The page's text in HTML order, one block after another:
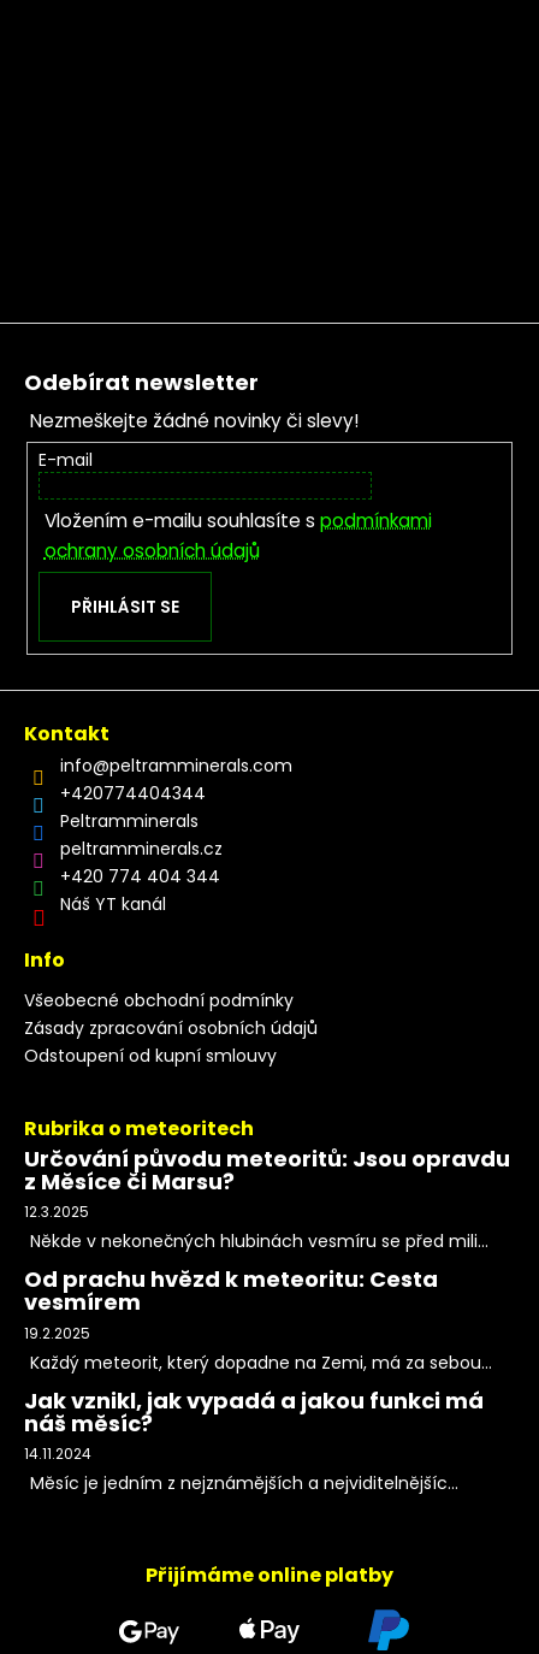
Zápatí
Odebírat newsletter
Nezmeškejte žádné novinky či slevy!
E-mail
Vložením e-mailu souhlasíte s podmínkami
ochrany osobních údajů
PŘIHLÁSIT SE
Kontakt
info@peltramminerals.com
+420774404344
Peltramminerals
peltramminerals.cz
+420 774 404 344
Náš YT kanál
Info
Všeobecné obchodní podmínky
Zásady zpracování osobních údajů
Odstoupení od kupní smlouvy
Rubrika o meteoritech
Určování původu meteoritů: Jsou opravdu
z Měsíce či Marsu?
12.3.2025
Někde v nekonečných hlubinách vesmíru se před mili...
Od prachu hvězd k meteoritu: Cesta
vesmírem
19.2.2025
Každý meteorit, který dopadne na Zemi, má za sebou...
Jak vznikl, jak vypadá a jakou funkci má
náš měsíc?
14.11.2024
Měsíc je jedním z nejznámějších a nejviditelnějšíc...
Přijímáme online platby